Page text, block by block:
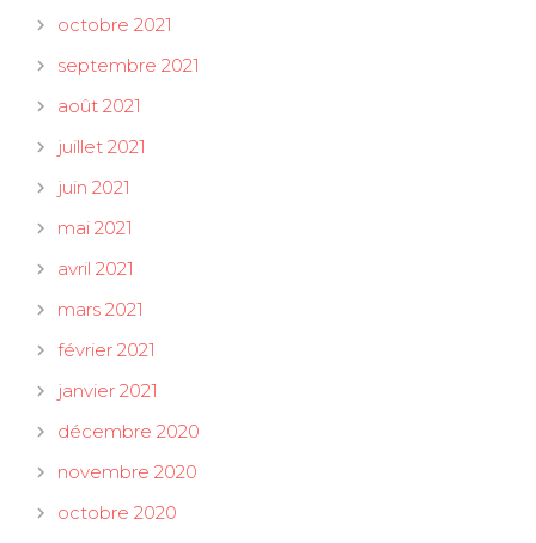
octobre 2021
septembre 2021
août 2021
juillet 2021
juin 2021
mai 2021
avril 2021
mars 2021
février 2021
janvier 2021
décembre 2020
novembre 2020
octobre 2020